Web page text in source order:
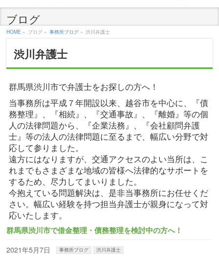
ブログ
HOME » ブログ » 事務所ブログ » 渋川弁護士
渋川弁護士
群馬県渋川市で弁護士をお探しの方へ！
当事務所は平成７年開設以来、越谷市を中心に、『債
務整理』、『相続』、『交通事故』、『離婚』等の個
人の法律問題から、『企業法務』、『会社顧問弁護
士』等の法人の法律問題に至るまで、幅広い分野で対
応して参りました。
遠方にはなりますが、交通アクセスのよい当所は、こ
れまでもさまざまな地域の皆様へ法律的なサポートを
するため、尽力してまいりました。
今抱えている問題解決は、是非当事務所にお任せくだ
さい。幅広い経験を持つ担当弁護士が親身になって対
応いたします。
群馬県渋川市で借金整理・債務整理を検討中の方へ！
2021年5月7日 事務所ブログ 渋川弁護士